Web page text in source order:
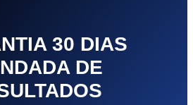
30 DIAS
DE